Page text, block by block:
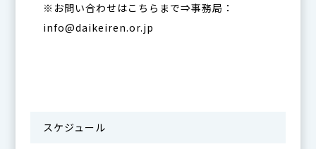
※お問い合わせはこちらまで⇒事務局：
info@daikeiren.or.jp
スケジュール